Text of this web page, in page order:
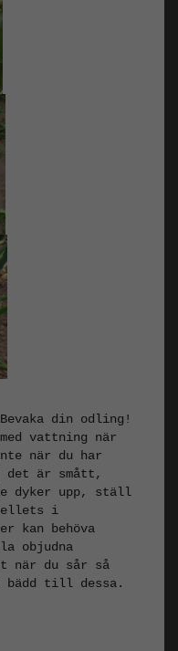
din odling!
vattning när
när du har
det är smått,
dyker upp, ställ
i
kan behöva
objudna
när du sår så
bädd till dessa.